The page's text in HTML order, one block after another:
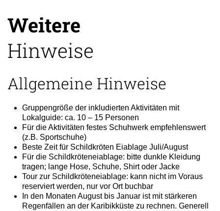
Weitere
Hinweise
Allgemeine Hinweise
Gruppengröße der inkludierten Aktivitäten mit
Lokalguide: ca. 10 – 15 Personen
Für die Aktivitäten festes Schuhwerk empfehlenswert
(z.B. Sportschuhe)
Beste Zeit für Schildkröten Eiablage Juli/August
Für die Schildkröteneiablage: bitte dunkle Kleidung
tragen; lange Hose, Schuhe, Shirt oder Jacke
Tour zur Schildkröteneiablage: kann nicht im Voraus
reserviert werden, nur vor Ort buchbar
In den Monaten August bis Januar ist mit stärkeren
Regenfällen an der Karibikküste zu rechnen. Generell